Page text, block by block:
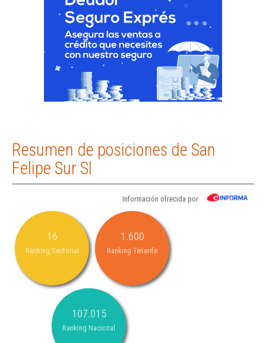
Resumen de posiciones de San
Felipe Sur Sl
Información ofrecida por
16
Ranking Sectorial
1.600
Ranking Tenerife
107.015
Ranking Nacional